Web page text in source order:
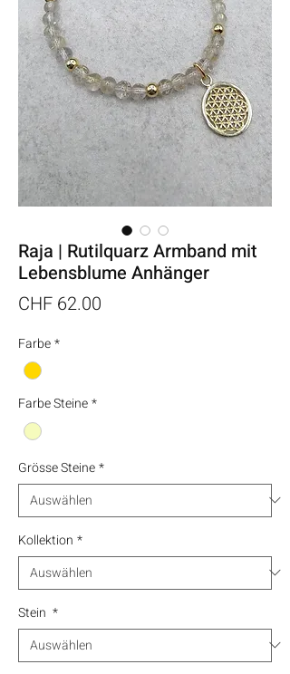
Raja | Rutilquarz Armband mit
Lebensblume Anhänger
CHF 62.00
Farbe*
Farbe Steine*
Grösse Steine*
Kollektion *
Stein *